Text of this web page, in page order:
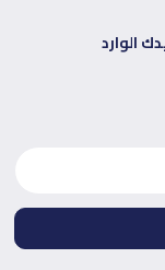
الوارد